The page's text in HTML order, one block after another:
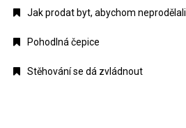
Jak prodat byt, abychom neprodělali
Pohodlná čepice
Stěhování se dá zvládnout